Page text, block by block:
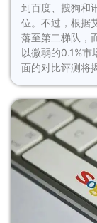
到百度、搜狗和
位。不过，根据
落至第二梯队，
以微弱的0.1%市
面的对比评测将